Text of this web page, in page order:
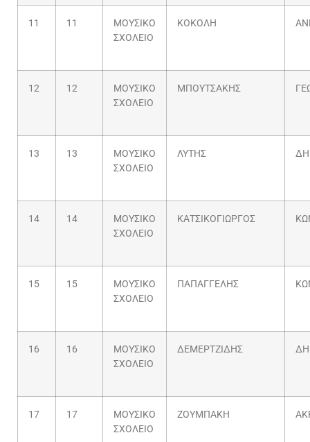
11 11
ΜΟΥΣΙΚΟ
ΣΧΟΛΕΙΟ
ΚΟΚΟΛΗ
12 12
ΜΟΥΣΙΚΟ
ΣΧΟΛΕΙΟ
ΜΠΟΥΤΣΑΚΗΣ
13 13
ΜΟΥΣΙΚΟ
ΣΧΟΛΕΙΟ
ΛΥΤΗΣ
14 14
ΜΟΥΣΙΚΟ
ΣΧΟΛΕΙΟ
ΚΑΤΣΙΚΟΓΙΩΡΓΟΣ
15 15
ΜΟΥΣΙΚΟ
ΣΧΟΛΕΙΟ
ΠΑΠΑΓΓΕΛΗΣ
16 16
ΜΟΥΣΙΚΟ
ΣΧΟΛΕΙΟ
ΔΕΜΕΡΤΖΙΔΗΣ
17 17
ΜΟΥΣΙΚΟ
ΣΧΟΛΕΙΟ
ΖΟΥΜΠΑΚΗ